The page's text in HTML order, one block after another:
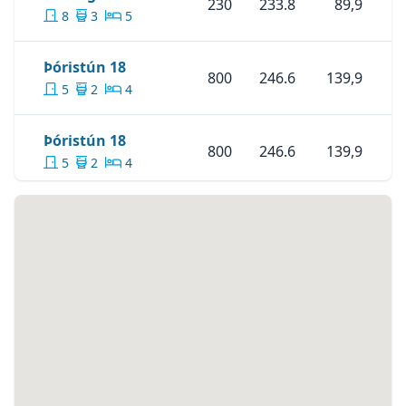
8 3 5
230 233.8 89,9
Þóristún 18Skoða Eignina
5 2 4
800 246.6 139,9
Þóristún 18Skoða Eignina
5 2 4
800 246.6 139,9